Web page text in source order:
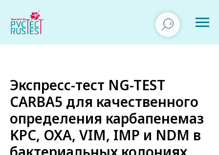
Экспресс-тест NG-TEST
CARBA5 для качественного
определения карбапенемаз
KPC, OXA, VIM, IMP и NDM в